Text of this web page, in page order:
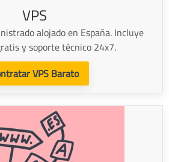
VPS
alojado en España. Incluye
y soporte técnico 24x7.
VPS Barato